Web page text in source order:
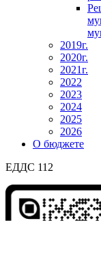
2019г.
2020г.
2021г.
2022
2023
2024
2025
2026
О бюджете
ЕДДС 112